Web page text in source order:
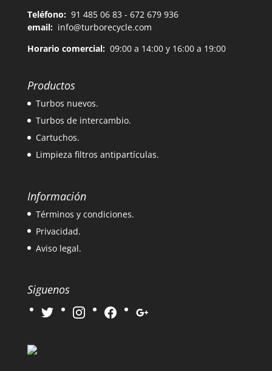
Teléfono: 91 485 06 83 - 672 679 936
email: info@turborecycle.com
Horario comercial:09:00 a 14:00 y 16:00 a 19:00
Productos
Turbos nuevos.
Turbos de intercambio.
Cartuchos.
Limpieza filtros antipartículas.
Información
Términos y condiciones.
Privacidad.
Aviso legal.
Siguenos
twitter instagramfacebookgoogle